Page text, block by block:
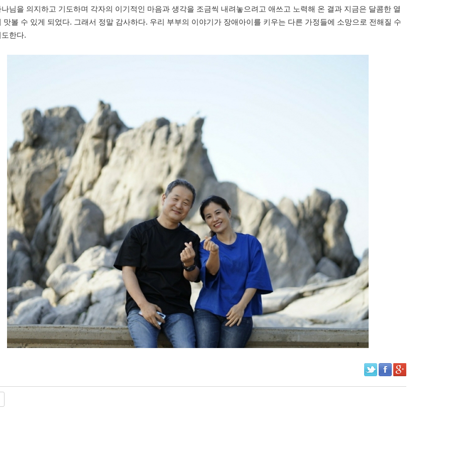
님을 의지하고 기도하며 각자의 이기적인 마음과 생각을 조금씩 내려놓으려고 애쓰고 노력해 온 결과 지금은 달콤한 열
맛볼 수 있게 되었다. 그래서 정말 감사하다. 우리 부부의 이야기가 장애아이를 키우는 다른 가정들에 소망으로 전해질 수
한다.